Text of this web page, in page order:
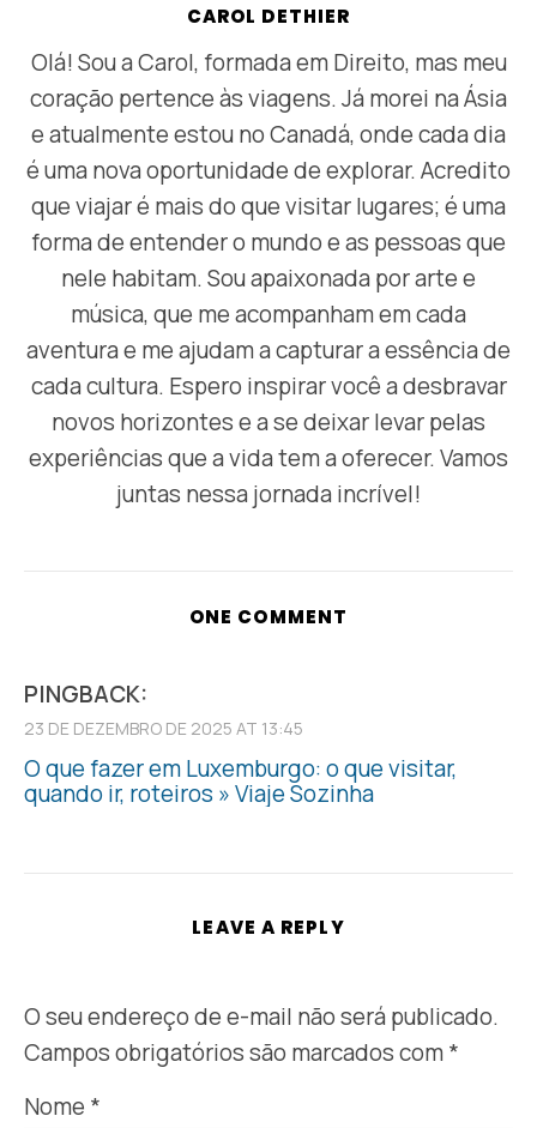
CAROL DETHIER
Olá! Sou a Carol, formada em Direito, mas meu
coração pertence às viagens. Já morei na Ásia
e atualmente estou no Canadá, onde cada dia
é uma nova oportunidade de explorar. Acredito
que viajar é mais do que visitar lugares; é uma
forma de entender o mundo e as pessoas que
nele habitam. Sou apaixonada por arte e
música, que me acompanham em cada
aventura e me ajudam a capturar a essência de
cada cultura. Espero inspirar você a desbravar
novos horizontes e a se deixar levar pelas
experiências que a vida tem a oferecer. Vamos
juntas nessa jornada incrível!
ONE COMMENT
PINGBACK:
23 DE DEZEMBRO DE 2025 AT 13:45
O que fazer em Luxemburgo: o que visitar,
quando ir, roteiros » Viaje Sozinha
LEAVE A REPLY
O seu endereço de e-mail não será publicado.
Campos obrigatórios são marcados com*
Nome *